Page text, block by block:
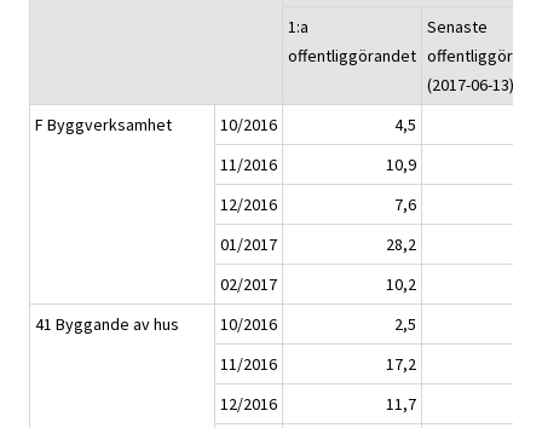
1:a
offentliggörandet
Senaste
(2017-06-13)
F Byggverksamhet
10/2016 4,5
11/2016
10,9
12/2016
7,6
01/2017
28,2
02/2017
10,2
41 Byggande av hus
10/2016 2,5
11/2016
17,2
12/2016
11,7